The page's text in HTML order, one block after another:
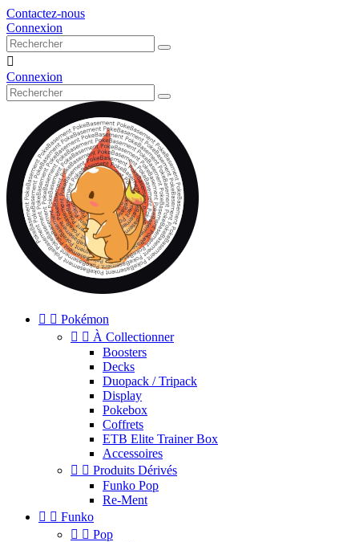
Contactez-nous
Connexion

Connexion
  Pokémon
  À Collectionner
Boosters
Decks
Duopack / Tripack
Display
Pokebox
Coffrets
ETB Elite Trainer Box
Accessoires
  Produits Dérivés
Funko Pop
Re-Ment
  Funko
  Pop